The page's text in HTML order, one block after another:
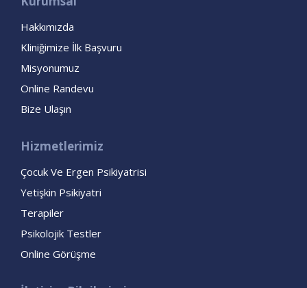
Hakkımızda
Kliniğimize İlk Başvuru
Misyonumuz
Online Randevu
Bize Ulaşın
Hizmetlerimiz
Çocuk Ve Ergen Psikiyatrisi
Yetişkin Psikiyatri
Terapiler
Psikolojik Testler
Online Görüşme